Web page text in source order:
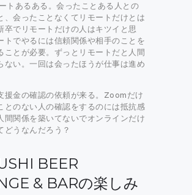
トあるある。会ったことある人との
、会ったことなくてリモートだけとは
卒でリモートだけの人はキツイと思
トでやるには信頼関係や相手のことを
ことが必要。ずっとリモートだと人間
ない。一回は会ったほうが仕事は進め
援金の確認の依頼が来る。Zoomだけ
とのない人の確認をするのには抵抗感
間関係を築いてないでオンラインだけ
どうなんだろう？
BEER
& BARの楽しみ